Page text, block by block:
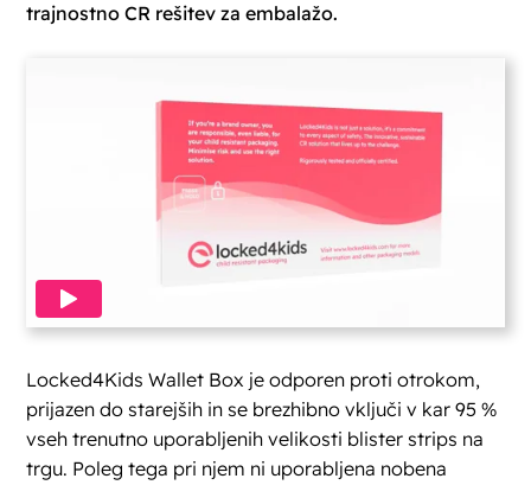
trajnostno CR rešitev za embalažo.
Locked4Kids Wallet Box je odporen proti otrokom,
prijazen do starejših in se brezhibno vključi v kar 95 %
vseh trenutno uporabljenih velikosti blister strips na
trgu. Poleg tega pri njem ni uporabljena nobena